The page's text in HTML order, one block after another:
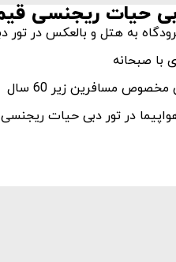
حیات ریجنسی
به هتل و بالعکس در
با صبحانه
مسافرین زیر 60 سال
در تور دبی حیات